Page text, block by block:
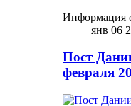
Информация
янв 06
Пост
февраля